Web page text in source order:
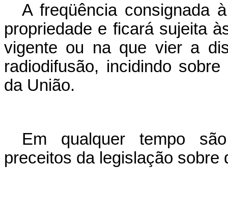
A freqüência consignada
propriedade e ficará sujeita
vigente ou na que vier a
radiodifusão, incidindo sobre
da União.
Em qualquer tempo
preceitos da legislação